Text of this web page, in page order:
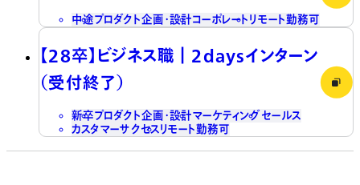
中途プロダクト企画・設計コーポレート リモート勤務可
【28卒】ビジネス職┃2daysインターン
（受付終了）
新卒プロダクト企画・設計マーケティング セールス
カスタマーサクセスリモート勤務可